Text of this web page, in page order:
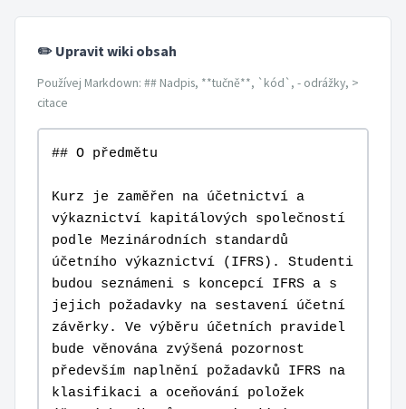
✏️ Upravit wiki obsah
Používej Markdown: ## Nadpis, **tučně**, `kód`, - odrážky, >
citace